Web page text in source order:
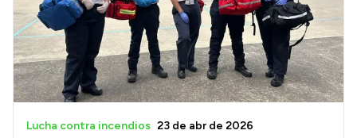
Lucha contra incendios 23 de abr de 2026